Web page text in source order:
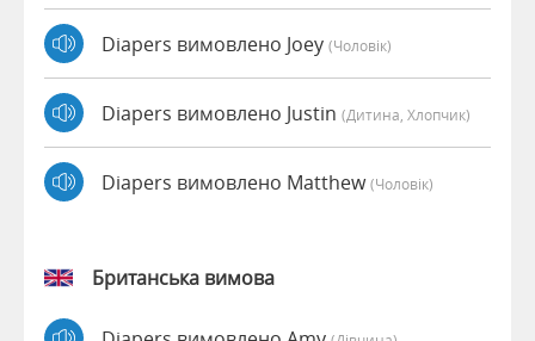
Diapers вимовлено Joey (чоловік)
Diapers вимовлено Justin (дитина, Хлопчик)
Diapers вимовлено Matthew(чоловік)
Британська вимова